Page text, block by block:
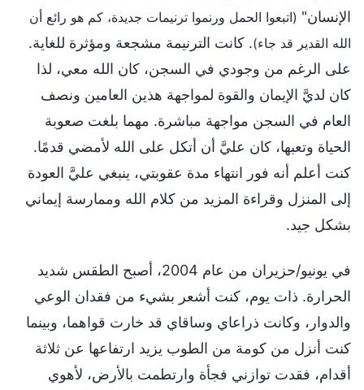
الإنسان" (اتبعوا الحمل ورنموا ترنيمات جديدة، كم هو رائع أن
الله القدير قد جاء). كانت الترنيمة مشجعة ومؤثرة للغاية.
على الرغم من وجودي في السجن، كان الله معي، لذا
كان لديَّ الإيمان والقوة لمواجهة هذين العامين ونصف
العام في السجن مواجهة مباشرة. مهما بلغت صعوبة
الحياة وتعبها، كان عليَّ أن أتكل على الله لأمضي قدمًا.
كنت أعلم أنه فور انتهاء مدة عقوبتي، ينبغي عليَّ العودة
إلى المنزل وقراءة المزيد من كلام الله وممارسة إيماني
بشكل جيد.
في يونيو/حزيران من عام 2004، أصبح الطقس شديد
الحرارة. ذات يوم، كنت أشعر بشيء من فقدان الوعي
والدوار، وكانت ذراعاي وساقاي قد خارت قواهما، وبينما
كنت أنزل من كومة من الطوب يزيد ارتفاعها عن ثلاثة
أقدام، فقدت توازني فجأة وارتطمت بالأرض، لأهوي